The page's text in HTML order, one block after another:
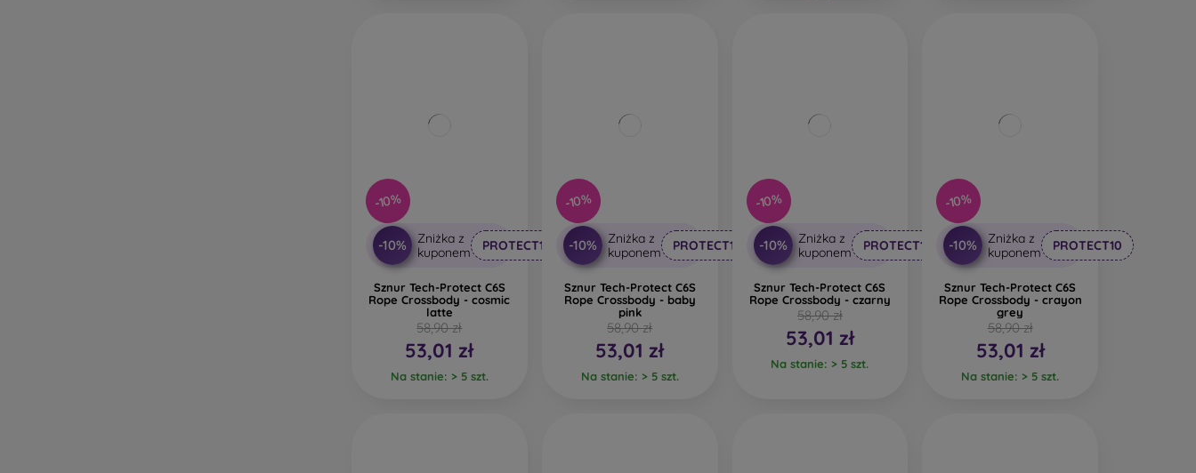
-10%
-10%
Zniżka z
kuponem
PROTECT10
Sznur Tech-Protect C6S
Rope Crossbody - cosmic
latte
58,90 zł
53,01 zł
Na stanie: > 5 szt.
-10%
-10%
Zniżka z
kuponem
PROTECT10
Sznur Tech-Protect C6S
Rope Crossbody - baby
pink
58,90 zł
53,01 zł
Na stanie: > 5 szt.
-10%
-10%
Zniżka z
kuponem
PROTECT10
Sznur Tech-Protect C6S
Rope Crossbody - czarny
58,90 zł
53,01 zł
Na stanie: > 5 szt.
-10%
-10%
Zniżka z
kuponem
PROTECT10
Sznur Tech-Protect C6S
Rope Crossbody - crayon
grey
58,90 zł
53,01 zł
Na stanie: > 5 szt.